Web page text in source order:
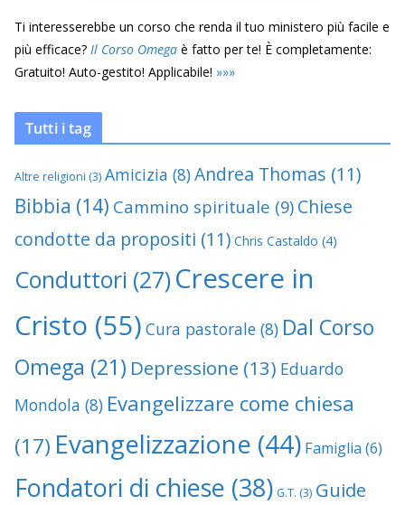
Ti interesserebbe un corso che renda il tuo ministero più facile e
più efficace? Il Corso Omega è fatto per te! È completamente:
Gratuito! Auto-gestito! Applicabile! »»»
Tutti i tag
Altre religioni (3) Amicizia (8)Andrea Thomas (11)
Bibbia (14) Cammino spirituale (9) Chiese
condotte da propositi (11) Chris Castaldo (4)
Conduttori (27) Crescere in
Cristo (55) Cura pastorale (8) Dal Corso
Omega (21) Depressione (13) Eduardo
Mondola (8) Evangelizzare come chiesa
(17) Evangelizzazione (44) Famiglia (6)
Fondatori di chiese (38) G.T. (3) Guide